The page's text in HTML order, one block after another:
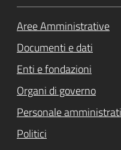
Aree Amministrative
Documenti e dati
Enti e fondazioni
Organi di governo
Personale
Politici